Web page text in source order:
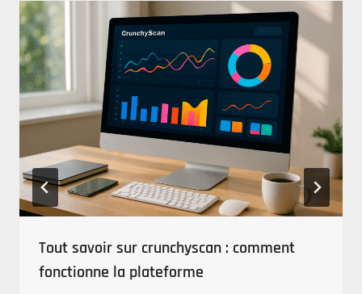
Tout savoir sur crunchyscan : comment
fonctionne la plateforme